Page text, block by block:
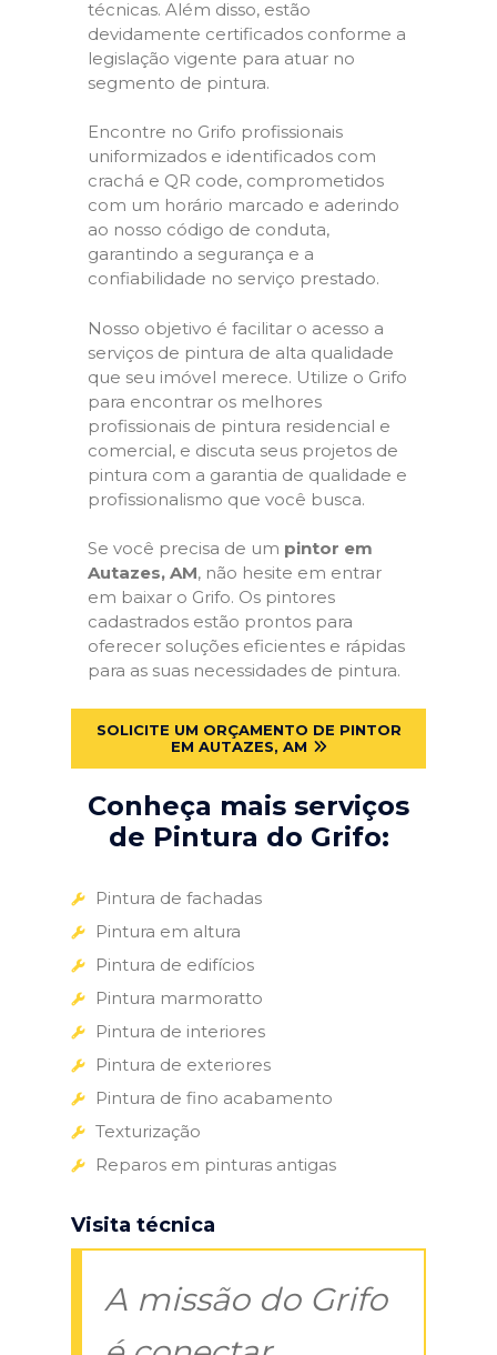
técnicas. Além disso, estão
devidamente certificados conforme a
legislação vigente para atuar no
segmento de pintura.
Encontre no Grifo profissionais
uniformizados e identificados com
crachá e QR code, comprometidos
com um horário marcado e aderindo
ao nosso código de conduta,
garantindo a segurança e a
confiabilidade no serviço prestado.
Nosso objetivo é facilitar o acesso a
serviços de pintura de alta qualidade
que seu imóvel merece. Utilize o Grifo
para encontrar os melhores
profissionais de pintura residencial e
comercial, e discuta seus projetos de
pintura com a garantia de qualidade e
profissionalismo que você busca.
Se você precisa de um pintor em
Autazes, AM, não hesite em entrar
em baixar o Grifo. Os pintores
cadastrados estão prontos para
oferecer soluções eficientes e rápidas
para as suas necessidades de pintura.
SOLICITE UM ORÇAMENTO DE PINTOR
EM AUTAZES, AM
Conheça mais serviços
de Pintura do Grifo:
Pintura de fachadas
Pintura em altura
Pintura de edifícios
Pintura marmoratto
Pintura de interiores
Pintura de exteriores
Pintura de fino acabamento
Texturização
Reparos em pinturas antigas
Visita técnica
A missão do Grifo